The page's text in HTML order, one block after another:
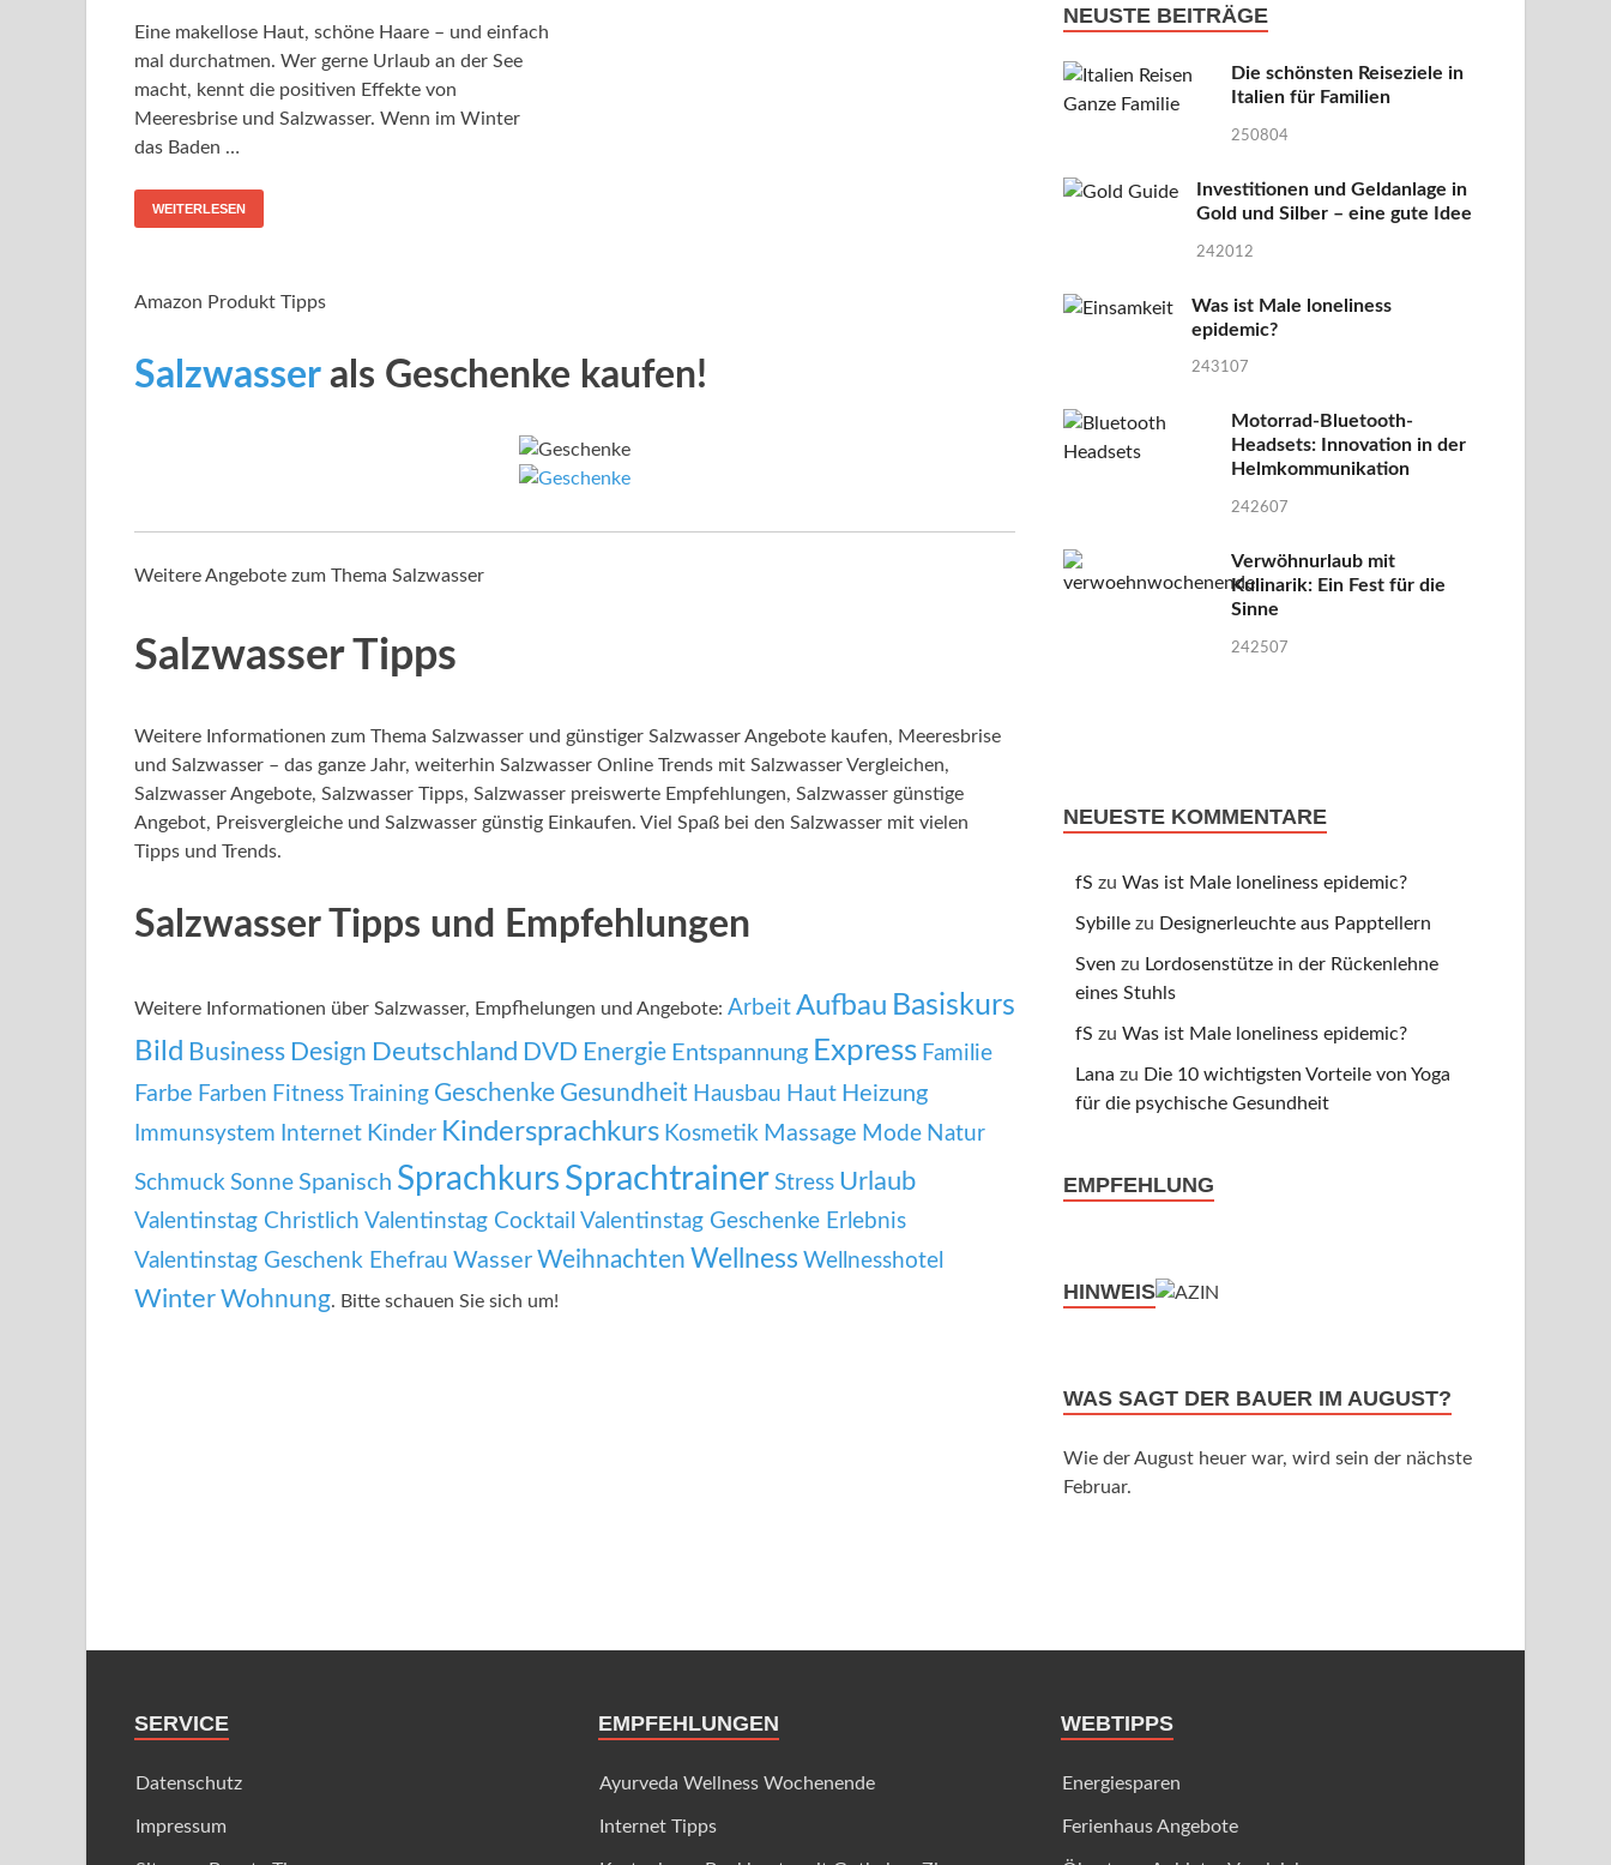
Eine makellose Haut, schöne Haare – und einfach
mal durchatmen. Wer gerne Urlaub an der See
macht, kennt die positiven Effekte von
Meeresbrise und Salzwasser. Wenn im Winter
das Baden …
WEITERLESEN
Amazon Produkt Tipps
Salzwasserals Geschenke kaufen!
Weitere Angebote zum Thema Salzwasser
Salzwasser Tipps
Weitere Informationen zum Thema Salzwasser und günstiger Salzwasser Angebote kaufen, Meeresbrise
und Salzwasser – das ganze Jahr, weiterhin Salzwasser Online Trends mit Salzwasser Vergleichen,
Salzwasser Angebote, Salzwasser Tipps, Salzwasser preiswerte Empfehlungen, Salzwasser günstige
Angebot, Preisvergleiche und Salzwasser günstig Einkaufen. Viel Spaß bei den Salzwasser mit vielen
Tipps und Trends.
Salzwasser Tipps und Empfehlungen
Weitere Informationen über Salzwasser, Empfhelungen und Angebote: Arbeit Aufbau Basiskurs
Bild Business Design Deutschland DVD Energie Entspannung Express Familie
Farbe Farben Fitness Training Geschenke Gesundheit Hausbau Haut Heizung
Immunsystem Internet Kinder Kindersprachkurs Kosmetik Massage Mode Natur
Schmuck Sonne Spanisch Sprachkurs Sprachtrainer Stress Urlaub
Valentinstag Christlich Valentinstag Cocktail Valentinstag Geschenke Erlebnis
Valentinstag Geschenk Ehefrau Wasser Weihnachten Wellness Wellnesshotel
WinterWohnung. Bitte schauen Sie sich um!
NEUSTE BEITRÄGE
Die schönsten Reiseziele in
Italien für Familien
250804
Investitionen und Geldanlage in
Gold und Silber – eine gute Idee
242012
Was ist Male loneliness
epidemic?
243107
Motorrad-Bluetooth-
Headsets: Innovation in der
Helmkommunikation
242607
Verwöhnurlaub mit
Kulinarik: Ein Fest für die
Sinne
242507
NEUESTE KOMMENTARE
fS zuWas ist Male loneliness epidemic?
Sybille zu Designerleuchte aus Papptellern
Sven zu Lordosenstütze in der Rückenlehne
eines Stuhls
fS zuWas ist Male loneliness epidemic?
Lana zu Die 10 wichtigsten Vorteile von Yoga
für die psychische Gesundheit
EMPFEHLUNG
HINWEIS
WAS SAGT DER BAUER IM AUGUST?
Wie der August heuer war, wird sein der nächste
Februar.
SERVICE
Datenschutz
Impressum
EMPFEHLUNGEN
Ayurveda Wellness Wochenende
Internet Tipps
WEBTIPPS
Energiesparen
Ferienhaus Angebote